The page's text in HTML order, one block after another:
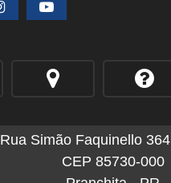
Rua Simão Faquinello 364
CEP 85730-000